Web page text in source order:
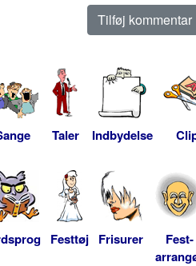
Taler Indbydelse
Festtøj Frisurer
Fest-